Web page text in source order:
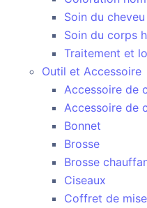
Soin du
Soin du corps
Traitement et
Outil et Accessoire
Accessoire de
Accessoire de
Bonnet
Brosse
Brosse
Ciseaux
Coffret de